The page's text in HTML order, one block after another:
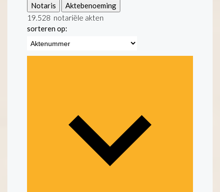
Notaris
Aktebenoeming
19.528 notariële akten
sorteren op: